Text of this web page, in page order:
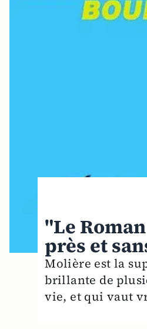
"Le
près et
Molière est la
brillante de
vie, et qui vaut